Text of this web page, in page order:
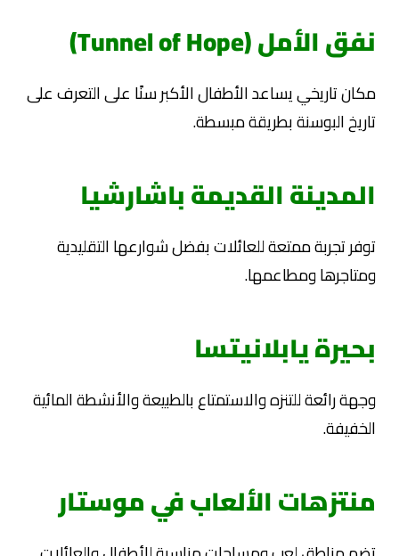
نفق الأمل (Tunnel of Hope)
مكان تاريخي يساعد الأطفال الأكبر سنًا على التعرف على
تاريخ البوسنة بطريقة مبسطة.
المدينة القديمة باشارشيا
توفر تجربة ممتعة للعائلات بفضل شوارعها التقليدية
ومتاجرها ومطاعمها.
بحيرة يابلانيتسا
وجهة رائعة للتنزه والاستمتاع بالطبيعة والأنشطة المائية
الخفيفة.
منتزهات الألعاب في موستار